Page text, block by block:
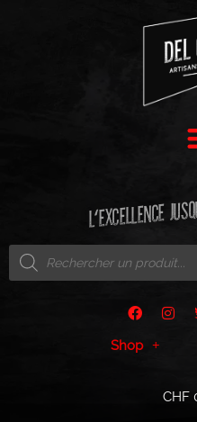
L'EXCELLENCE
Shop
CHF